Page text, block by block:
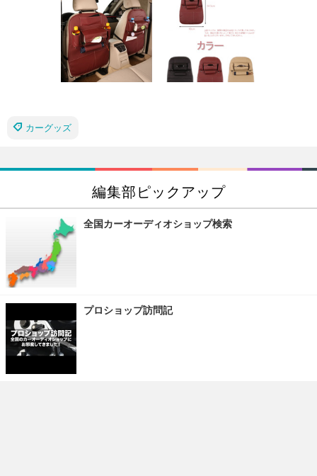
カーグッズ
編集部ピックアップ
全国カーオーディオショップ検索
プロショップ訪問記